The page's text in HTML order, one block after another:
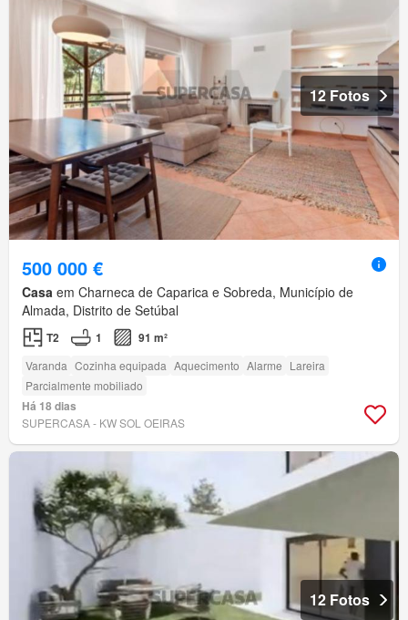
12 Fotos
500 000 €
Casa em Charneca de Caparica e Sobreda, Município de
Almada, Distrito de Setúbal
T2 1 91 m²
Varanda Cozinha equipada Aquecimento Alarme Lareira
Parcialmente mobiliado
Há 18 dias
SUPERCASA - KW SOL OEIRAS
12 Fotos